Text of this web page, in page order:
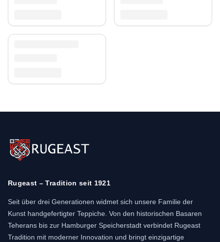
Rugeast – Tradition seit 1921
Seit über drei Generationen widmet sich unsere Familie der
Kunst handgefertigter Teppiche. Von den historischen Basaren
Teherans bis zur Hamburger Speicherstadt verbindet Rugeast
Tradition mit moderner Innovation und bringt einzigartige